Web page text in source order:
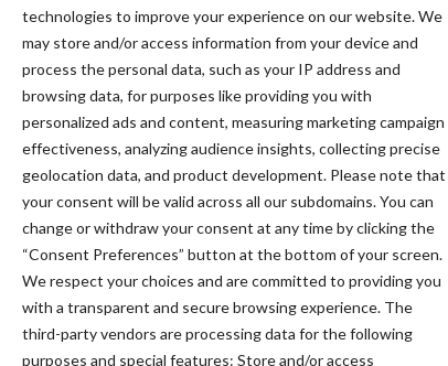
technologies to improve your experience on our website. We
may store and/or access information from your device and
process the personal data, such as your IP address and
browsing data, for purposes like providing you with
personalized ads and content, measuring marketing campaign
effectiveness, analyzing audience insights, collecting precise
geolocation data, and product development. Please note that
your consent will be valid across all our subdomains. You can
change or withdraw your consent at any time by clicking the
“Consent Preferences” button at the bottom of your screen.
We respect your choices and are committed to providing you
with a transparent and secure browsing experience. The
third-party vendors are processing data for the following
purposes and special features: Store and/or access
land volgens Nieuw Nederlands Weiden en er